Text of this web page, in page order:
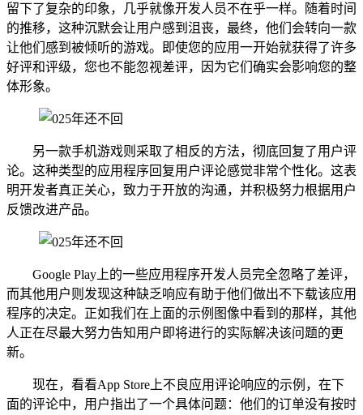
留下了复杂的印象，几乎就像开发人员不在乎一样。随着时间
的推移，这种沉默会让用户感到沮丧，最终，他们会转向一款
让他们感到被倾听的游戏。即使您的应用一开始就获得了许多
好评和评级，您也不能忽视差评，因为它们确实会影响您的整
体形象。
另一款手机游戏则采取了相反的方法，彻底回复了用户评
论。这种类型的应用程序回复用户评论感觉非常个性化。这表
明开发者真正关心，致力于开放的沟通，并积极努力根据用户
反馈改进产品。
Google Play上的一些应用程序开发人员完全忽略了差评，
而其他用户则发现这种缺乏响应有助于他们做出不下载该应用
程序的决定。正如我们在上面的示例图像中看到的那样，其他
人正在尽最大努力告知用户即将进行的实际解决该问题的更
新。
现在，看看App Store上不良应用评论响应的示例，在下
面的评论中，用户指出了一个具体问题：他们的订单没有按时